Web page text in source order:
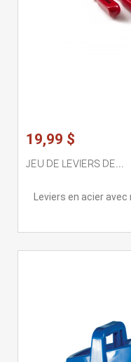
19,99 $
JEU DE LEVIERS DE...
Leviers en acier